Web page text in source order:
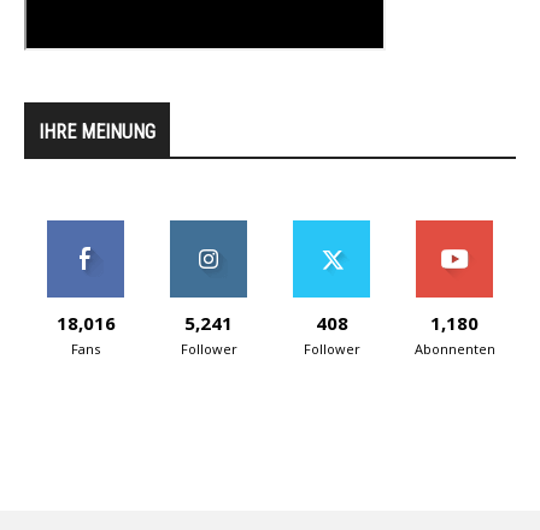
IHRE MEINUNG
18,016
Fans
5,241
Follower
408
Follower
1,180
Abonnenten